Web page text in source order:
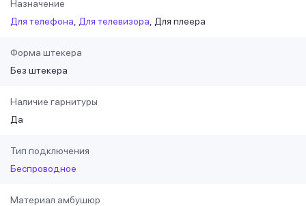
Назначение
Для телефона
Для телевизора Для плеера
Форма штекера
Без штекера
Наличие гарнитуры
Да
Тип подключения
Беспроводное
Материал амбушюр